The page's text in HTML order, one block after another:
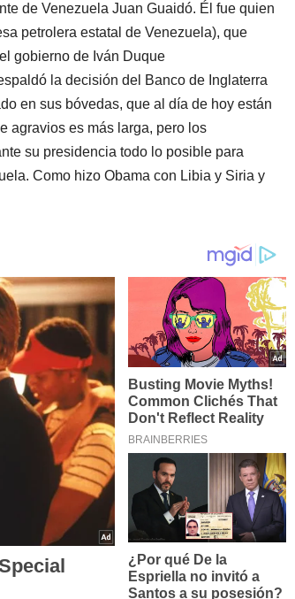
de Venezuela Juan Guaidó. Él fue quien
petrolera estatal de Venezuela), que
gobierno de Iván Duque
la decisión del Banco de Inglaterra
en sus bóvedas, que al día de hoy están
agravios es más larga, pero los
su presidencia todo lo posible para
Como hizo Obama con Libia y Siria y